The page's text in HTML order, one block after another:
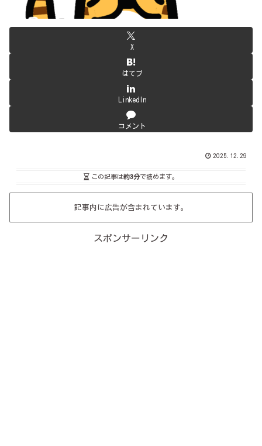
X
はてブ
LinkedIn
コメント
2025.12.29
この記事は約3分で読めます。
記事内に広告が含まれています。
スポンサーリンク